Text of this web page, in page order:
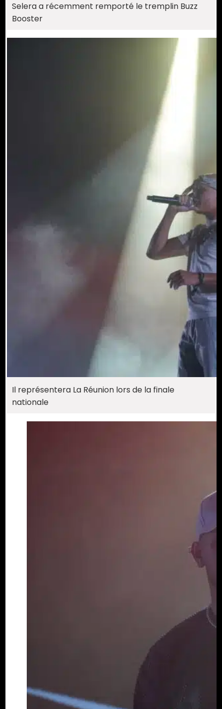
Selera a récemment remporté le tremplin Buzz
Booster
Il représentera La Réunion lors de la finale
nationale